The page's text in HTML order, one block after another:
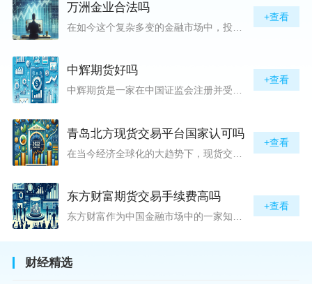
万洲金业合法吗
+查看
中辉期货好吗
中辉期货是一家在中国证监会注册并受其监管的期货公司。以其强大的资本实力、稳健的经营策略和严格的风险控制体系，赢得了业界的广泛认可和客户的信任。从公司成立时间、注册资本、经营范围以及历年的经营成绩来看，中辉期货展现出的行业地位和实力，为投资者提供了一定程度的信心保障。中辉期货提供包括期货交易、期货投资咨询、资产管理等在内的全方位服务。公司拥有一支经验丰富、专业素质高的团队，他们对市场动态有着敏锐的洞察力，能够为客户提供准确的市场分析和投资策略建议，帮助客户在复杂多变的市场中稳健
+查看
青岛北方现货交易平台国家认可吗
+查看
东方财富期货交易手续费高吗
+查看
财经精选